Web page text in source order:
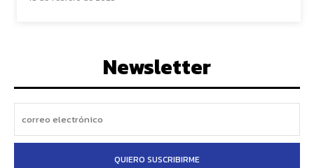
Newsletter
QUIERO SUSCRIBIRME